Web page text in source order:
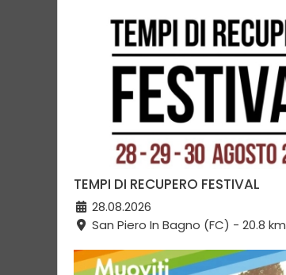
TEMPI DI RECUPERO FESTIVAL
28.08.2026
San Piero In Bagno (FC) - 20.8 km